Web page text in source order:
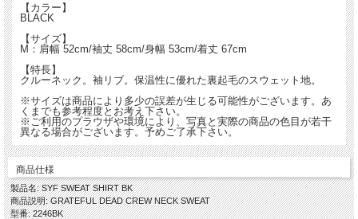
【カラー】
BLACK
【サイズ】
M：肩幅 52cm/袖丈 58cm/身幅 53cm/着丈 67cm
【特長】
クルーネック。袖リブ。保温性に優れた裏起毛のスウェット地。
※サイズは商品により多少の誤差が生じる可能性がございます。あ
くまでも参考程度とお考え下さい。
※ご利用のプラウザや環境により、写真と実際の商品の色目が若干
異なる場合がございます。予めご了承下さい。
商品仕様
製品名: SYF SWEAT SHIRT BK
商品説明: GRATEFUL DEAD CREW NECK SWEAT
型番: 2246BK